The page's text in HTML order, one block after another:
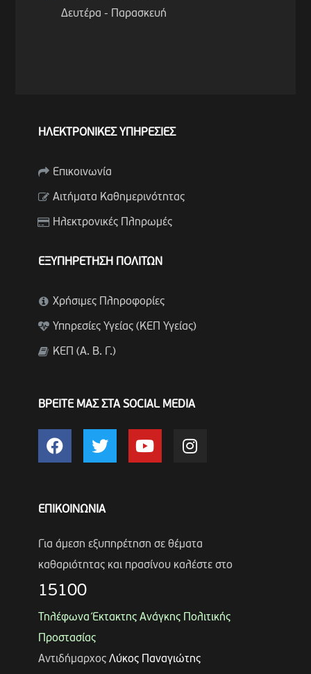
Δευτέρα - Παρασκευή
ΗΛΕΚΤΡΟΝΙΚΕΣ ΥΠΗΡΕΣΙΕΣ
Επικοινωνία
Αιτήματα Καθημερινότητας
Ηλεκτρονικές Πληρωμές
ΕΞΥΠΗΡΕΤΗΣΗ ΠΟΛΙΤΩΝ
Χρήσιμες Πληροφορίες
Υπηρεσίες Υγείας (ΚΕΠ Υγείας)
ΚΕΠ (Α. Β. Γ.)
ΒΡΕΙΤΕ ΜΑΣ ΣΤΑ SOCIAL MEDIA
ΕΠΙΚΟΙΝΩΝΙΑ
Για άμεση εξυπηρέτηση σε θέματα
καθαριότητας και πρασίνου καλέστε στο
15100
Τηλέφωνα Έκτακτης Ανάγκης Πολιτικής
Προστασίας
Αντιδήμαρχος Λύκος Παναγιώτης